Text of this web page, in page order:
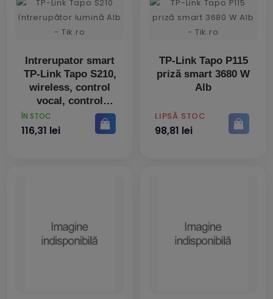
Intrerupator smart
TP-Link Tapo S210,
wireless, control
vocal, control
remote, alb
PRET
ÎN STOC
116,31 lei
TP-Link Tapo P115
priză smart 3680 W
Alb
PRET
LIPSĂ STOC
98,81 lei